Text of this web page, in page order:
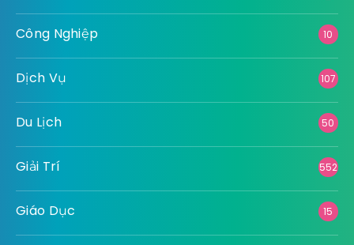
Công Nghiệp 10
Dịch Vụ 107
Du Lịch 50
Giải Trí 552
Giáo Dục 15